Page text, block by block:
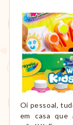
Oi pessoal,
em casa que